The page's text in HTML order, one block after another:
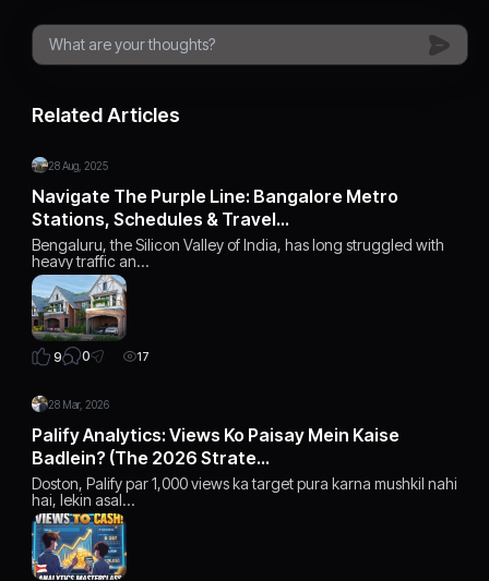
Related Articles
28 Aug, 2025
Navigate The Purple Line: Bangalore Metro
Stations, Schedules & Travel…
Bengaluru, the Silicon Valley of India, has long struggled with
heavy traffic an…
9 0 17
28 Mar, 2026
Palify Analytics: Views Ko Paisay Mein Kaise
Badlein? (The 2026 Strate…
Doston, Palify par 1,000 views ka target pura karna mushkil nahi
hai, lekin asal…